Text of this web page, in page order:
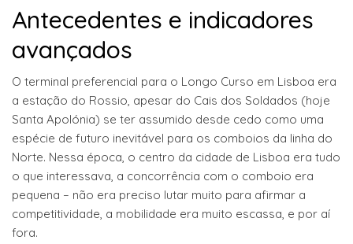
Antecedentes e indicadores
avançados
O terminal preferencial para o Longo Curso em Lisboa era
a estação do Rossio, apesar do Cais dos Soldados (hoje
Santa Apolónia) se ter assumido desde cedo como uma
espécie de futuro inevitável para os comboios da linha do
Norte. Nessa época, o centro da cidade de Lisboa era tudo
o que interessava, a concorrência com o comboio era
pequena – não era preciso lutar muito para afirmar a
competitividade, a mobilidade era muito escassa, e por aí
fora.